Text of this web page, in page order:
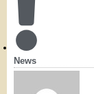
News